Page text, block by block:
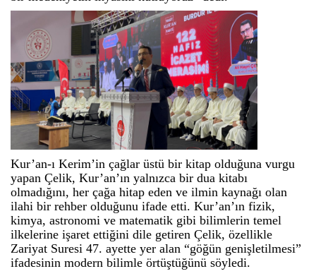
Kur’an-ı Kerim’in çağlar üstü bir kitap olduğuna vurgu
yapan Çelik, Kur’an’ın yalnızca bir dua kitabı
olmadığını, her çağa hitap eden ve ilmin kaynağı olan
ilahi bir rehber olduğunu ifade etti. Kur’an’ın fizik,
kimya, astronomi ve matematik gibi bilimlerin temel
ilkelerine işaret ettiğini dile getiren Çelik, özellikle
Zariyat Suresi 47. ayette yer alan “göğün genişletilmesi”
ifadesinin modern bilimle örtüştüğünü söyledi.